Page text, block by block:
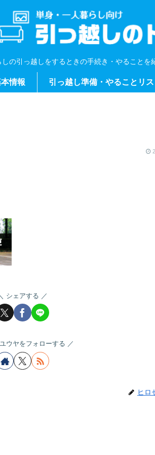
の引っ越しをするときの手続き・やることを
情報 引っ越し準備・やることリス
シェアする
ウヤをフォローする
ヒロ